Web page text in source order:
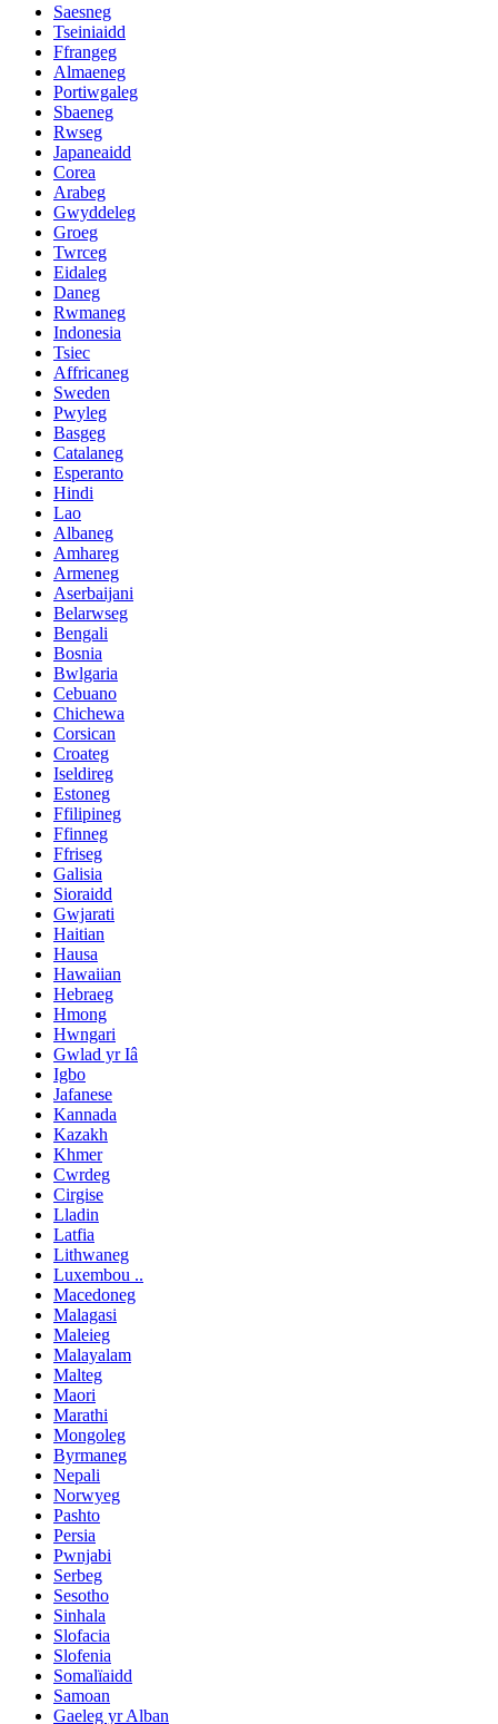
Saesneg
Tseiniaidd
Ffrangeg
Almaeneg
Portiwgaleg
Sbaeneg
Rwseg
Japaneaidd
Corea
Arabeg
Gwyddeleg
Groeg
Twrceg
Eidaleg
Daneg
Rwmaneg
Indonesia
Tsiec
Affricaneg
Sweden
Pwyleg
Basgeg
Catalaneg
Esperanto
Hindi
Lao
Albaneg
Amhareg
Armeneg
Aserbaijani
Belarwseg
Bengali
Bosnia
Bwlgaria
Cebuano
Chichewa
Corsican
Croateg
Iseldireg
Estoneg
Ffilipineg
Ffinneg
Ffriseg
Galisia
Sioraidd
Gwjarati
Haitian
Hausa
Hawaiian
Hebraeg
Hmong
Hwngari
Gwlad yr Iâ
Igbo
Jafanese
Kannada
Kazakh
Khmer
Cwrdeg
Cirgise
Lladin
Latfia
Lithwaneg
Luxembou ..
Macedoneg
Malagasi
Maleieg
Malayalam
Malteg
Maori
Marathi
Mongoleg
Byrmaneg
Nepali
Norwyeg
Pashto
Persia
Pwnjabi
Serbeg
Sesotho
Sinhala
Slofacia
Slofenia
Somalïaidd
Samoan
Gaeleg yr Alban